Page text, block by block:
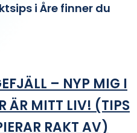
i Åre finner du
– NYP MIG I
ÄR MITT LIV! (TIPS
RAKT AV)